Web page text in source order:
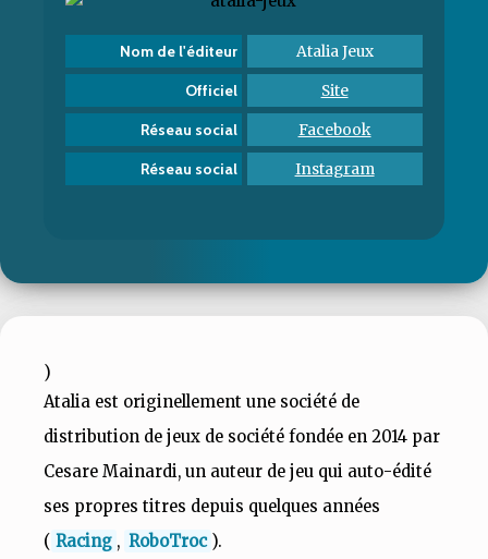
Nom de l'éditeur Atalia Jeux
Officiel Site
Réseau social Facebook
Réseau social Instagram
)
Atalia est originellement une société de
distribution de jeux de société fondée en 2014 par
Cesare Mainardi, un auteur de jeu qui auto-édité
ses propres titres depuis quelques années
( Racing , RoboTroc ).